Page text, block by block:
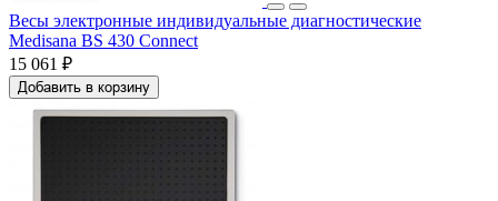
Весы электронные индивидуальные диагностические
Medisana BS 430 Connect
15 061 ₽
Добавить в корзину